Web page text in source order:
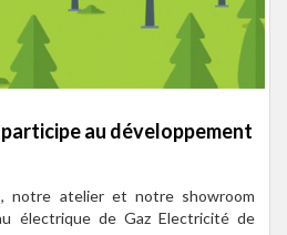
au développement
notre atelier et notre showroom
électrique de Gaz Electricité de